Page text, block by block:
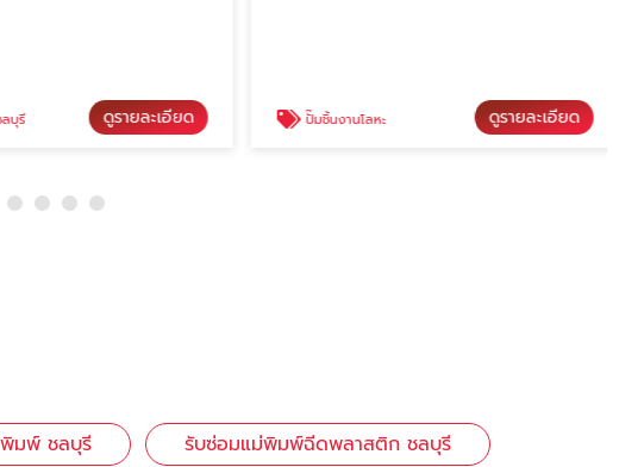
รี ดูรายละเอียด ปั๊มชิ้นงานโลหะ ดูรายละเอียด
พิมพ์ ชลบุรี
รับซ่อมแม่พิมพ์ฉีดพลาสติก ชลบุรี